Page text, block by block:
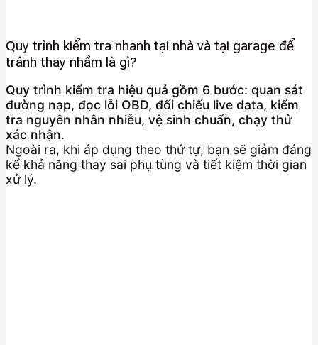
Quy trình kiểm tra nhanh tại nhà và tại garage để
tránh thay nhầm là gì?
Quy trình kiểm tra hiệu quả gồm 6 bước: quan sát
đường nạp, đọc lỗi OBD, đối chiếu live data, kiểm
tra nguyên nhân nhiễu, vệ sinh chuẩn, chạy thử
xác nhận.
Ngoài ra, khi áp dụng theo thứ tự, bạn sẽ giảm đáng
kể khả năng thay sai phụ tùng và tiết kiệm thời gian
xử lý.